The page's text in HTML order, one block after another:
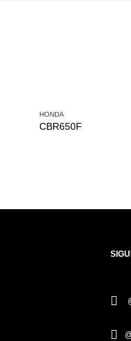
HONDA
CBR650F